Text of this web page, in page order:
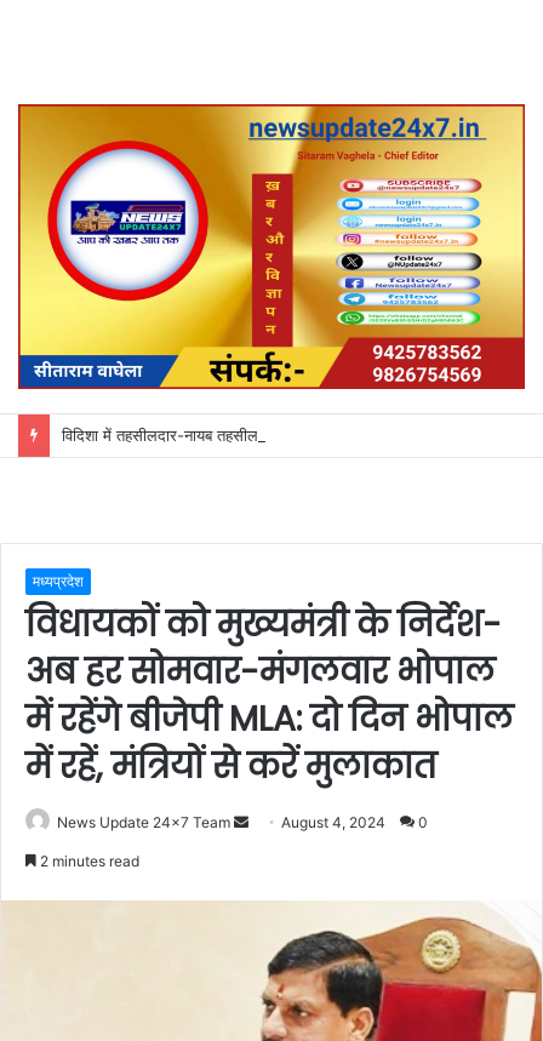
मध्यप्रदेश
विधायकों को मुख्यमंत्री के निर्देश-
अब हर सोमवार-मंगलवार भोपाल
में रहेंगे बीजेपी MLA: दो दिन भोपाल
में रहें, मंत्रियों से करें मुलाकात
News Update 24x7 Team
Send August 4, 2024 0
2 minutes read